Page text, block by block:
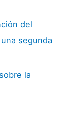
del
segunda
la